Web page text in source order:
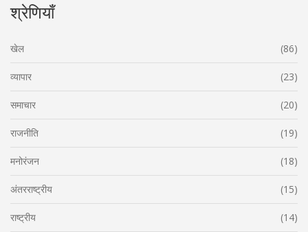
श्रेणियाँ
खेल (86)
व्यापार (23)
समाचार (20)
राजनीति (19)
मनोरंजन (18)
अंतरराष्ट्रीय (15)
राष्ट्रीय (14)